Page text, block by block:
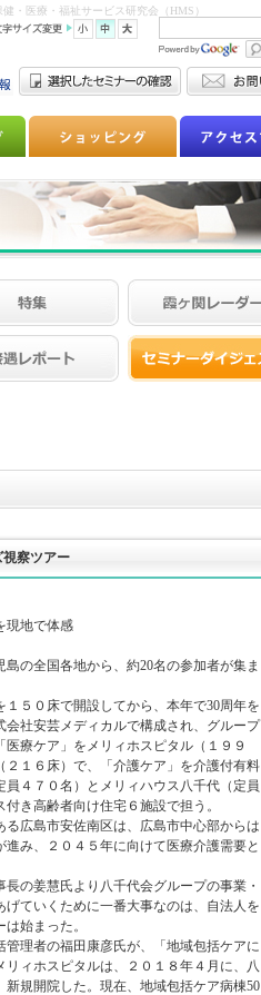
・医療・福祉サービス研究会（HMS）
視察ツアー
現地で体感
の全国各地から、約20名の参加者が集ま
５０床で開設してから、本年で30周年を
社安芸メディカルで構成され、グループ
療ケア」をメリィホスピタル（１９９
１６床）で、「介護ケア」を介護付有料
４７０名）とメリィハウス八千代（定員
き高齢者向け住宅６施設で担う。
広島市安佐南区は、広島市中心部からは
み、２０４５年に向けて医療介護需要と
の姜慧氏より八千代会グループの事業・
ていくために一番大事なのは、自法人を
始まった。
理者の福田康彦氏が、「地域包括ケアに
ィホスピタルは、２０１８年４月に、八
規開院した。現在、地域包括ケア病棟50